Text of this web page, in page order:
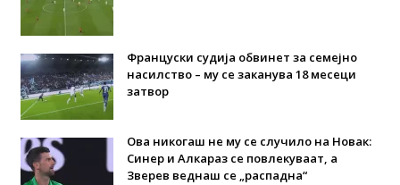
Француски судија обвинет за семејно
насилство – му се заканува 18 месеци
затвор
Ова никогаш не му се случило на Новак:
Синер и Алкараз се повлекуваат, а
Зверев веднаш се „распадна“